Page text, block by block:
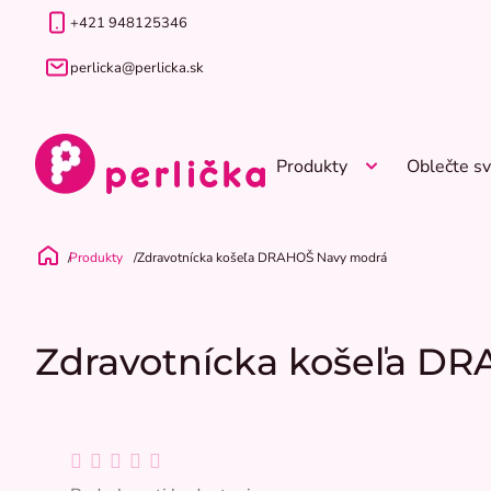
+421 948125346
perlicka@perlicka.sk
Produkty Oblečte
Domov
Produkty Zdravotnícka košeľa DRAHOŠ Navy modrá
Zdravotnícka košeľa
Priemerné